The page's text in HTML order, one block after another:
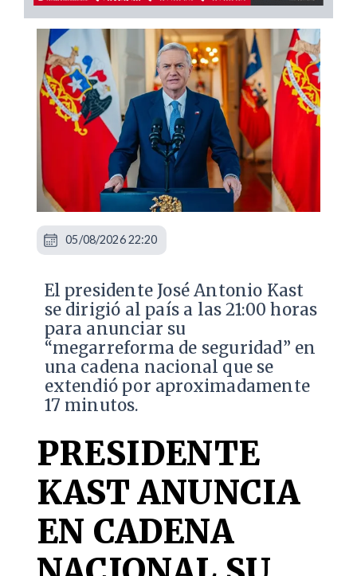
El presidente José Antonio Kast
se dirigió al país a las 21:00 horas
para anunciar su
“megarreforma de seguridad” en
una cadena nacional que se
extendió por aproximadamente
17 minutos.
PRESIDENTE
KAST ANUNCIA
EN CADENA
05/08/2026 22:20